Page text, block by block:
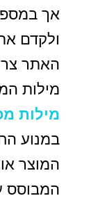
אך
ולקדם
האתר
מילות
מילות
במנוע
המוצר
המבוסס